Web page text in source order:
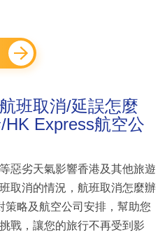
班取消/延誤怎麼
Express航空公
惡劣天氣影響香港及其他旅遊
取消的情況，航班取消怎麼辦
策略及航空公司安排，幫助您
戰，讓您的旅行不再受到影